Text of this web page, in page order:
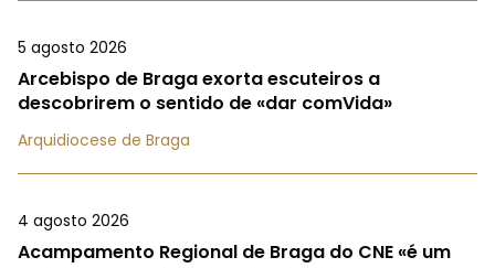
5 agosto 2026
Arcebispo de Braga exorta escuteiros a
descobrirem o sentido de «dar comVida»
Arquidiocese de Braga
4 agosto 2026
Acampamento Regional de Braga do CNE «é um